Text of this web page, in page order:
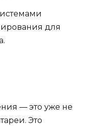
для
— это уже не
Это